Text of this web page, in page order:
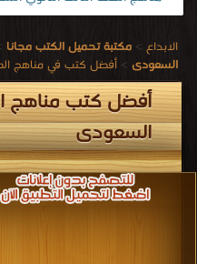
الابداع > مكتبة تحميل الكتب مجانا
السعودى > أفضل كتب في مناهج
أفضل كتب مناهج
السعودى